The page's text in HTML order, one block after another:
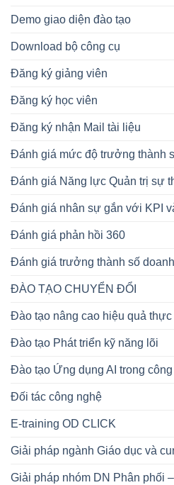
Demo giao diện đào tạo
Download bộ công cụ
Đăng ký giảng viên
Đăng ký học viên
Đăng ký nhận Mail tài liệu
Đánh giá mức độ trưởng thành
Đánh giá Năng lực Quản trị sự
Đánh giá nhân sự gắn với KPI
Đánh giá phản hồi 360
Đánh giá trưởng thành số
ĐÀO TẠO CHUYỂN ĐỔI
Đào tạo nâng cao hiệu quả thực
Đào tạo Phát triển kỹ năng lõi
Đào tạo Ứng dụng AI trong
Đối tác công nghệ
E-training OD CLICK
Giải pháp ngành Giáo dục và
Giải pháp nhóm DN Phân phối